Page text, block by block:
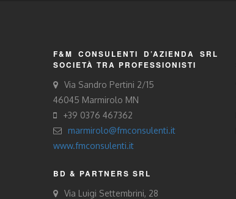
F&M CONSULENTI D’AZIENDA SRL
SOCIETÀ TRA PROFESSIONISTI
Via Sandro Pertini 2/15
46045 Marmirolo MN
+39 0376 467362
marmirolo@fmconsulenti.it
www.fmconsulenti.it
BD & PARTNERS SRL
Via Luigi Settembrini, 28